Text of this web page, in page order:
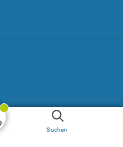
Suchen